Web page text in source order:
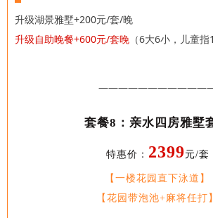
升级湖景雅墅+200元/套/晚
升级自助晚餐+600元/套晚 （6大6小，儿童指
套餐8：亲水四房雅墅
特惠价： 2399元/套
【一楼花园直下泳道】
【花园带泡池+麻将任打】